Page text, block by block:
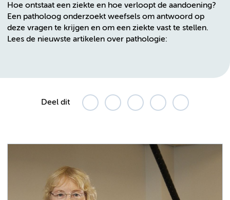
Hoe ontstaat een ziekte en hoe verloopt de aandoening?
Een patholoog onderzoekt weefsels om antwoord op
deze vragen te krijgen en om een ziekte vast te stellen.
Lees de nieuwste artikelen over pathologie:
Deel dit